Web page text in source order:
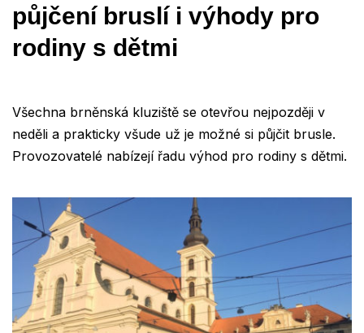
půjčení bruslí i výhody pro
rodiny s dětmi
Všechna brněnská kluziště se otevřou nejpozději v
neděli a prakticky všude už je možné si půjčit brusle.
Provozovatelé nabízejí řadu výhod pro rodiny s dětmi.